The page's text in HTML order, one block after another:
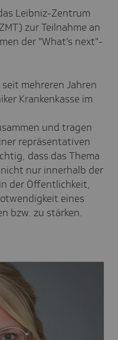
Leibniz-Zentrum
zur Teilnahme an
der "What's next"-
mehreren Jahren
Krankenkasse im
und tragen
repräsentativen
dass das Thema
nicht nur innerhalb der
der Öffentlichkeit,
eines
bzw. zu stärken.